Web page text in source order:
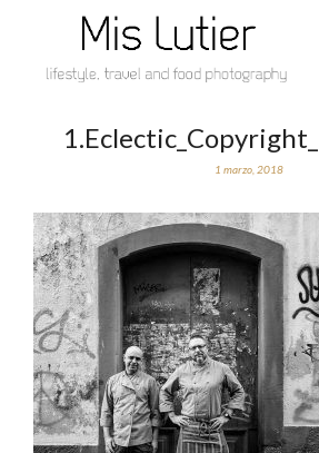
1 marzo, 2018